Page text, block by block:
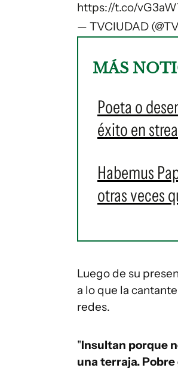
https://t.co/
— TVCIUDAD
MÁS
Poeta o
éxito en
Habemus
otras veces
Luego de su
a lo que la
redes.
"Insultan porque
una terraja.